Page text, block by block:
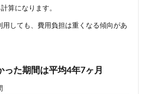
算になります。
用しても、費用負担は重くなる傾向があ
った期間は平均4年7ヶ月